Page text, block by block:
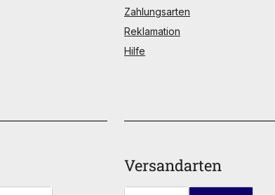
Versandarten
Zahlungsarten
Reklamation
Hilfe